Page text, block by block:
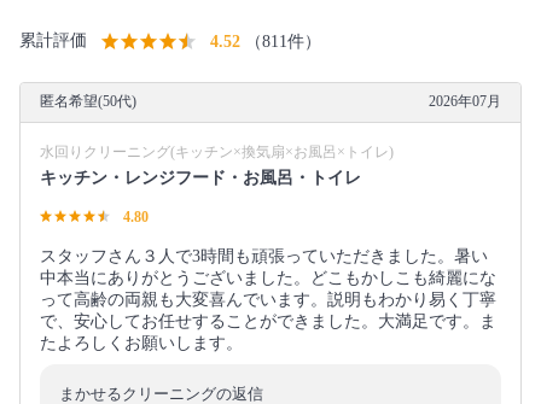
累計評価 4.52 （811件）
匿名希望(50代) 2026年07月
水回りクリーニング(キッチン×換気扇×お風呂×トイレ)
キッチン・レンジフード・お風呂・トイレ
4.80
スタッフさん３人で3時間も頑張っていただきました。暑い
中本当にありがとうございました。どこもかしこも綺麗にな
って高齢の両親も大変喜んでいます。説明もわかり易く丁寧
で、安心してお任せすることができました。大満足です。ま
たよろしくお願いします。
まかせるクリーニングの返信